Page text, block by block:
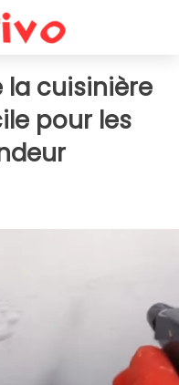
la cuisinière
pour les